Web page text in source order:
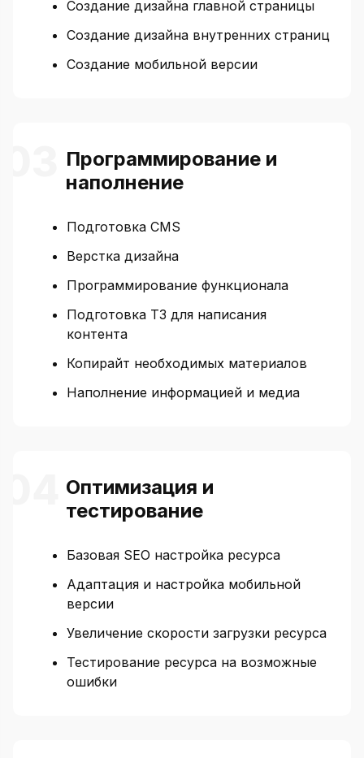
Создание дизайна главной страницы
Создание дизайна внутренних страниц
Создание мобильной версии
Программирование и
наполнение
Подготовка CMS
Верстка дизайна
Программирование функционала
Подготовка ТЗ для написания
контента
Копирайт необходимых материалов
Наполнение информацией и медиа
Оптимизация и
тестирование
Базовая SEO настройка ресурса
Адаптация и настройка мобильной
версии
Увеличение скорости загрузки ресурса
Тестирование ресурса на возможные
ошибки